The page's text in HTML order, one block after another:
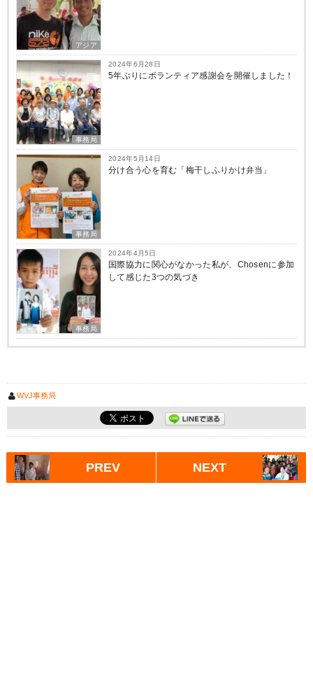
アジア
事務局
2024年6月28日
5年ぶりにボランティア感謝会を開催しました！
事務局
2024年5月14日
分け合う心を育む「梅干しふりかけ弁当」
事務局
2024年4月5日
国際協力に関心がなかった私が、Chosenに参加
して感じた3つの気づき
WVJ事務局
PREV NEXT